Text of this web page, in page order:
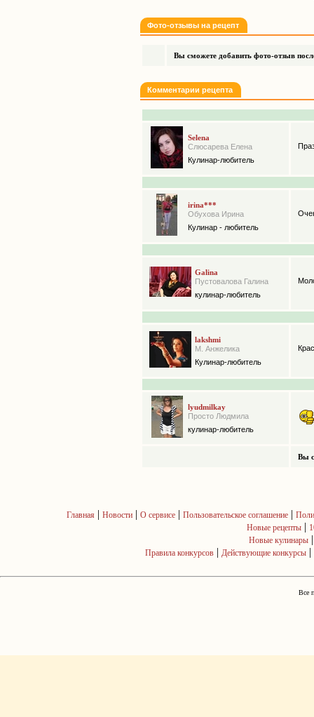
Фото-отзывы на рецепт
Вы сможете добавить фото-отзыв
Комментарии рецепта
Selena
Слюсарева Елена
Кулинар-любитель
irina***
Обухова Ирина
Кулинар - любитель
Galina
Пустовалова Галина
кулинар-любитель
lakshmi
М. Анжелика
Кулинар-любитель
lyudmilkay
Просто Людмила
кулинар-любитель
Вы
Главная | Новости| О сервисе| Пользовательское соглашение|
Новые рецепты |
Новые кулинары
Правила конкурсов | Действующие конкурсы |
Все